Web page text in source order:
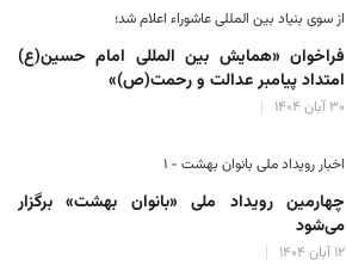
از سوی بنیاد بین المللی عاشوراء اعلام شد؛
فراخوان «همایش بین المللی امام حسین(ع)
امتداد پیامبر عدالت و رحمت(ص)»
۳۰ آبان ۱۴۰۴
اخبار رویداد ملی بانوان بهشت - ۱
چهارمین رویداد ملی «بانوان بهشت» برگزار
می‌شود
۱۲ آبان ۱۴۰۴